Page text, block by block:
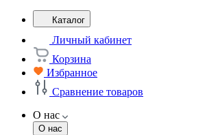
Каталог
Личный кабинет
Корзина
Избранное
Сравнение товаров
О нас
О нас